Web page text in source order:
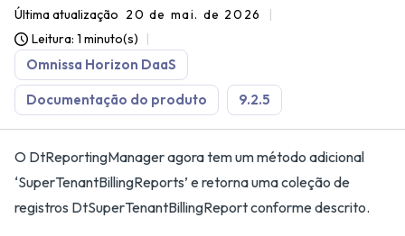
Última atualização 20 de mai. de 2026
Leitura: 1 minuto(s)
Omnissa Horizon DaaS
Documentação do produto 9.2.5
O DtReportingManager agora tem um método adicional
‘SuperTenantBillingReports’ e retorna uma coleção de
registros DtSuperTenantBillingReport conforme descrito.